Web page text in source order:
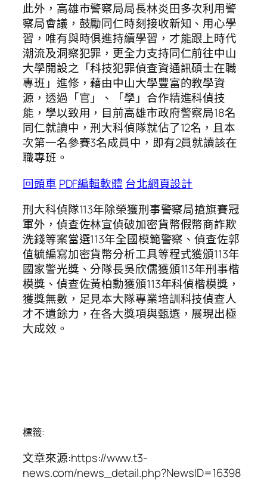
此外，高雄市警察局局長林炎田多次利用警
察局會議，鼓勵同仁時刻接收新知、用心學
習，唯有與時俱進持續學習，才能跟上時代
潮流及洞察犯罪，更全力支持同仁前往中山
大學開設之「科技犯罪偵查資通訊碩士在職
專班」進修，藉由中山大學豐富的教學資
源，透過「官」、「學」合作精進科偵技
能，學以致用，目前高雄市政府警察局18名
同仁就讀中，刑大科偵隊就佔了12名，且本
次第一名參賽3名成員中，即有2員就讀該在
職專班。
回頭車 PDF編輯軟體 台北網頁設計
刑大科偵隊113年除榮獲刑事警察局搶旗賽冠
軍外，偵查佐林宣偵破加密貨幣假幣商詐欺
洗錢等案當選113年全國模範警察、偵查佐郭
值毓編寫加密貨幣分析工具等程式獲頒113年
國家警光獎、分隊長吳欣儒獲頒113年刑事楷
模獎、偵查佐黃柏勳獲頒113年科偵楷模獎，
獲獎無數，足見本大隊專業培訓科技偵查人
才不遺餘力，在各大獎項與甄選，展現出極
大成效。
標籤:
文章來源:https://www.t3-
news.com/news_detail.php?NewsID=16398